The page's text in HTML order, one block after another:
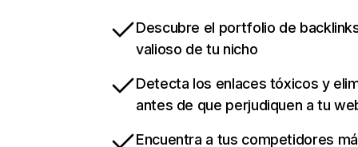
Descubre el portfolio de
valioso de tu nicho
Detecta los enlaces tóxicos y
antes de que perjudiquen a tu
Encuentra a tus competidores